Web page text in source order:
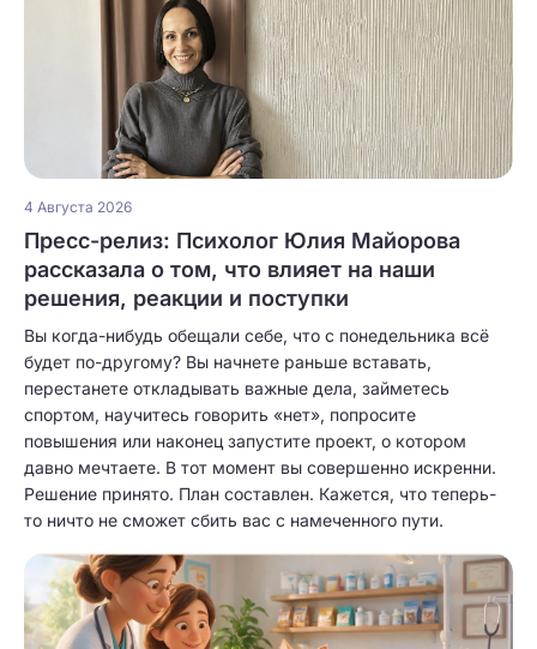
4 Августа 2026
Пресс-релиз: Психолог Юлия Майорова
рассказала о том, что влияет на наши
решения, реакции и поступки
Вы когда-нибудь обещали себе, что с понедельника всё
будет по-другому? Вы начнете раньше вставать,
перестанете откладывать важные дела, займетесь
спортом, научитесь говорить «нет», попросите
повышения или наконец запустите проект, о котором
давно мечтаете. В тот момент вы совершенно искренни.
Решение принято. План составлен. Кажется, что теперь-
то ничто не сможет сбить вас с намеченного пути.